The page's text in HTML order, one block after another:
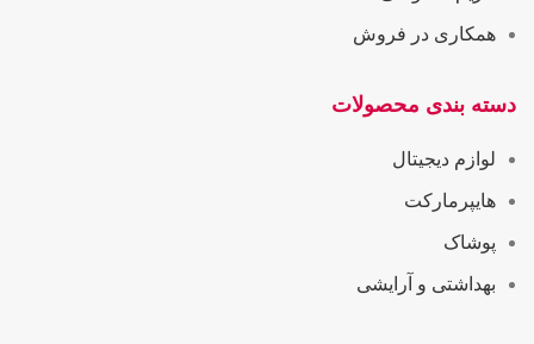
همکاری در فروش
دسته بندی محصولات
لوازم دیجیتال
هایپرمارکت
پوشاک
بهداشتی و آرایشی